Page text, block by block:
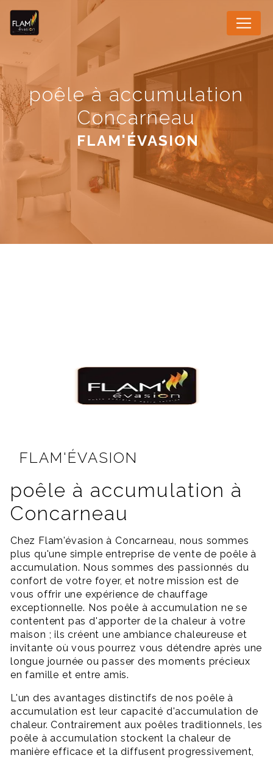
poêle à accumulation
Concarneau
FLAM'ÉVASION
FLAM'ÉVASION
poêle à accumulation à
Concarneau
Chez Flam'évasion à Concarneau, nous sommes
plus qu'une simple entreprise de vente de poêle à
accumulation. Nous sommes des passionnés du
confort de votre foyer, et notre mission est de
vous offrir une expérience de chauffage
exceptionnelle. Nos poêle à accumulation ne se
contentent pas d'apporter de la chaleur à votre
maison ; ils créent une ambiance chaleureuse et
invitante où vous pourrez vous détendre après une
longue journée ou passer des moments précieux
en famille et entre amis.
L'un des avantages distinctifs de nos poêle à
accumulation est leur capacité d'accumulation de
chaleur. Contrairement aux poêles traditionnels, les
poêle à accumulation stockent la chaleur de
manière efficace et la diffusent progressivement,
Panneau de gestion des cookies